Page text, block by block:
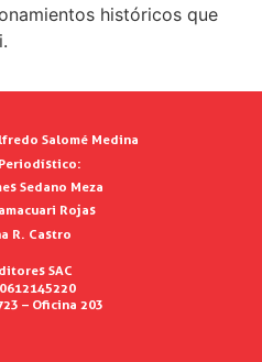
históricos que
Salomé Medina
Sedano Meza
Rojas
R. Castro
SAC
– Oficina 203